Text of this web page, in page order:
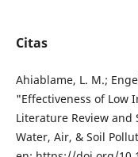
Citas
Ahiablame, L. M.;
"Effectiveness of Low
Literature Review and
Water, Air, & Soil